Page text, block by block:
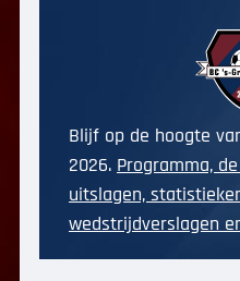
Blijf op de hoogte
2026. Programma,
uitslagen,
wedstrijdverslagen